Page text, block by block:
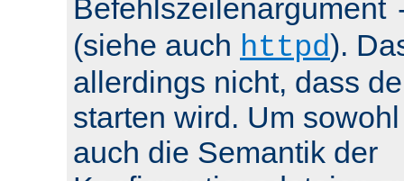
Befehlszeilenargument
(siehe auch httpd).
allerdings nicht, dass
starten wird. Um
auch die Semantik der